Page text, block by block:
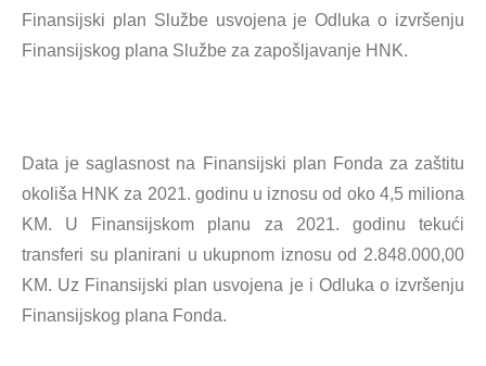
Finansijski plan Službe usvojena je Odluka o izvršenju
Finansijskog plana Službe za zapošljavanje HNK.
Data je saglasnost na Finansijski plan Fonda za zaštitu
okoliša HNK za 2021. godinu u iznosu od oko 4,5 miliona
KM. U Finansijskom planu za 2021. godinu tekući
transferi su planirani u ukupnom iznosu od 2.848.000,00
KM. Uz Finansijski plan usvojena je i Odluka o izvršenju
Finansijskog plana Fonda.